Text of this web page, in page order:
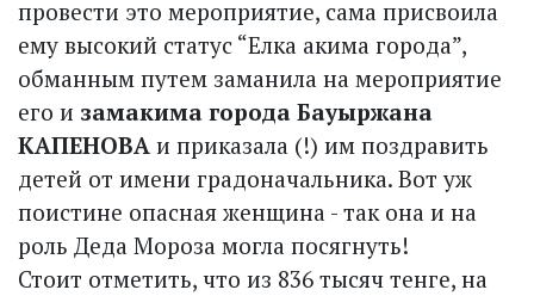
провести это мероприятие, сама присвоила
ему высокий статус “Елка акима города”,
обманным путем заманила на мероприятие
его и замакима города Бауыржана
КАПЕНОВА и приказала (!) им поздравить
детей от имени градоначальника. Вот уж
поистине опасная женщина - так она и на
роль Деда Мороза могла посягнуть!
Стоит отметить, что из 836 тысяч тенге, на